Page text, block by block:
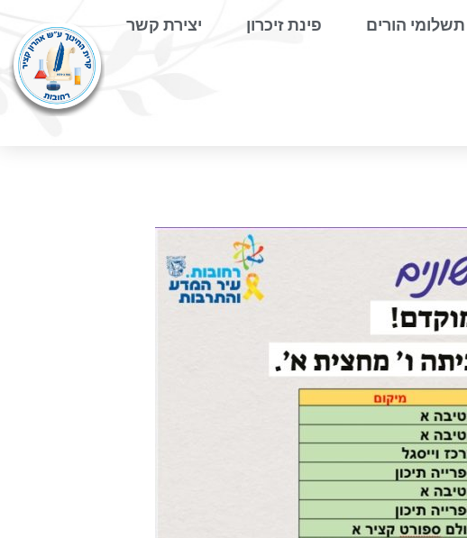
תשלומי הורים פינת זיכרון יצירת קשר